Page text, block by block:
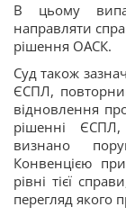
В цьому
направляти
рішення ОАСК.
Суд також
ЄСПЛ,
відновлення
рішенні
визнано
Конвенцією
рівні тієї
перегляд якого